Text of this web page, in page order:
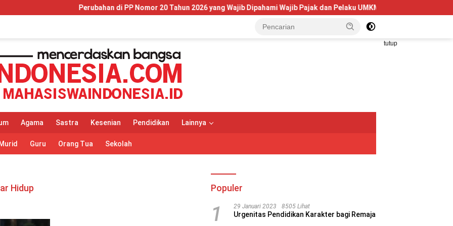
Perubahan di PP Nomor 20 Tahun 2026 yang Wajib Dipahami Wajib Pajak dan Pelaku UMKM Telkom University
tutup
Agama Sastra Kesenian Pendidikan Lainnya
Murid Guru Orang Tua Sekolah
Hidup Populer
1 29 Januari 2023 8505 Lihat
Urgenitas Pendidikan Karakter bagi Remaja